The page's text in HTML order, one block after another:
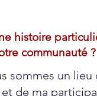
histoire
communauté ?
sommes un
de ma